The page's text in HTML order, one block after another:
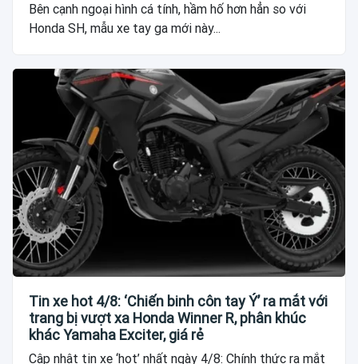
Bên cạnh ngoại hình cá tính, hầm hố hơn hẳn so với
Honda SH, mẫu xe tay ga mới này...
Tin xe hot 4/8: ‘Chiến binh côn tay Ý’ ra mắt với
trang bị vượt xa Honda Winner R, phân khúc
khác Yamaha Exciter, giá rẻ
Cập nhật tin xe ‘hot’ nhất ngày 4/8: Chính thức ra mắt